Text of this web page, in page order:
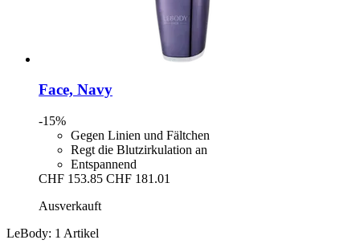
Face, Navy
-15%
Gegen Linien und Fältchen
Regt die Blutzirkulation an
Entspannend
CHF 153.85 CHF 181.01
Ausverkauft
LeBody: 1 Artikel